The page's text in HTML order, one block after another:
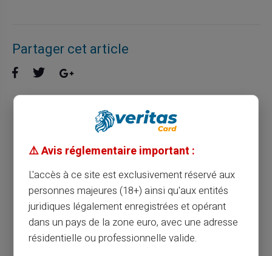
Partager cet article
Découvrez comment la carte prépayée et
sécurité des achats en ligne révolutionnent
vos transactions
Article précédent
Comment simplifier vos paiements en ligne
⚠️ Avis réglementaire important :
L'accès à ce site est exclusivement réservé aux
personnes majeures (18+) ainsi qu'aux entités
juridiques légalement enregistrées et opérant
dans un pays de la zone euro, avec une adresse
résidentielle ou professionnelle valide.